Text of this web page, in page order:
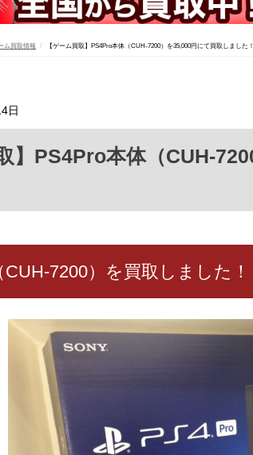
ム買取情報 【ゲーム買取】PS4Pro本体（CUH-7200）を35,000円にて買取しました！
日
7200）を買取しました！